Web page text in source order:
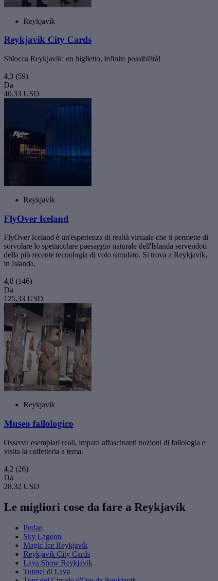
Reykjavík
Reykjavik City Cards
Sblocca Reykjavik: un biglietto, infinite possibilità!
4,3 (59)
Da
40,33 USD
Reykjavík
FlyOver Iceland
FlyOver Iceland è un'esperienza di realtà virtuale che ti permette di
sorvolare lo spettacolare paesaggio naturale dell'Islanda servendoti
della più recente tecnologia di volo simulato. Si trova a Reykjavík,
in Islanda.
4,8 (146)
Da
125,33 USD
Reykjavík
Museo fallologico
Osserva esemplari reali, impara affascinanti nozioni di fallologia e
visita la caffetteria a tema.
4,2 (26)
Da
28,32 USD
Le migliori cose da fare a Reykjavík
Perlan
Sky Lagoon
Magic Ice Reykjavík
Reykjavik City Cards
Lava Show Reykjavik
Tunnel di Lava